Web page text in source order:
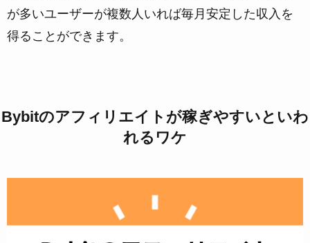
が多いユーザーが複数人いれば毎月安定した収入を
得ることができます。
Bybitのアフィリエイトが稼ぎやすいといわ
れるワケ